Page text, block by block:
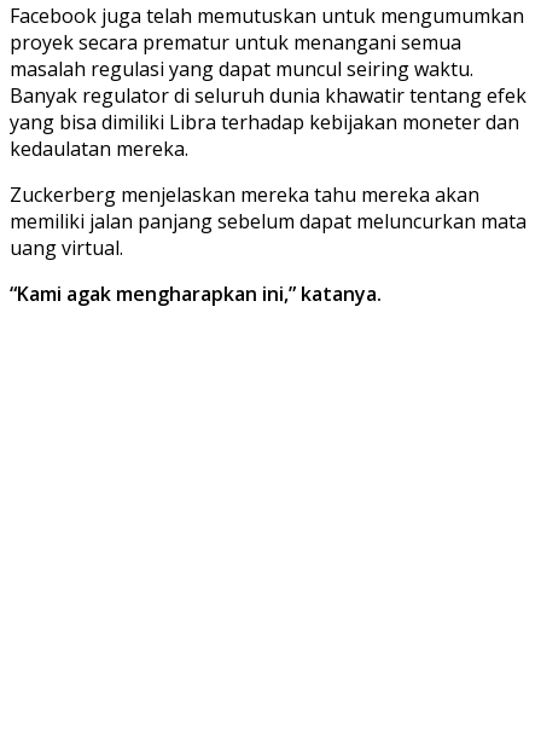
Facebook juga telah memutuskan untuk mengumumkan
proyek secara prematur untuk menangani semua
masalah regulasi yang dapat muncul seiring waktu.
Banyak regulator di seluruh dunia khawatir tentang efek
yang bisa dimiliki Libra terhadap kebijakan moneter dan
kedaulatan mereka.
Zuckerberg menjelaskan mereka tahu mereka akan
memiliki jalan panjang sebelum dapat meluncurkan mata
uang virtual.
“Kami agak mengharapkan ini,” katanya.